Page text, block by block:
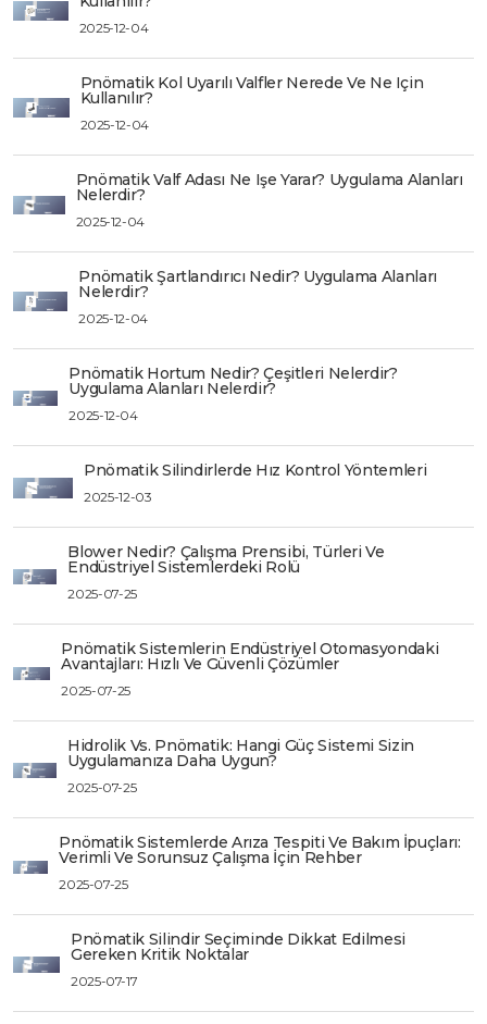
2025-12-04
Pnömatik Kol Uyarılı Valfler Nerede Ve Ne Için
Kullanılır?
2025-12-04
Pnömatik Valf Adası Ne Işe Yarar? Uygulama Alanları
Nelerdir?
2025-12-04
Pnömatik Şartlandırıcı Nedir? Uygulama Alanları
Nelerdir?
2025-12-04
Pnömatik Hortum Nedir? Çeşitleri Nelerdir?
Uygulama Alanları Nelerdir?
2025-12-04
Pnömatik Silindirlerde Hız Kontrol Yöntemleri
2025-12-03
Blower Nedir? Çalışma Prensibi, Türleri Ve
Endüstriyel Sistemlerdeki Rolü
2025-07-25
Pnömatik Sistemlerin Endüstriyel Otomasyondaki
Avantajları: Hızlı Ve Güvenli Çözümler
2025-07-25
Hidrolik Vs. Pnömatik: Hangi Güç Sistemi Sizin
Uygulamanıza Daha Uygun?
2025-07-25
Pnömatik Sistemlerde Arıza Tespiti Ve Bakım İpuçları:
Verimli Ve Sorunsuz Çalışma İçin Rehber
2025-07-25
Pnömatik Silindir Seçiminde Dikkat Edilmesi
Gereken Kritik Noktalar
2025-07-17